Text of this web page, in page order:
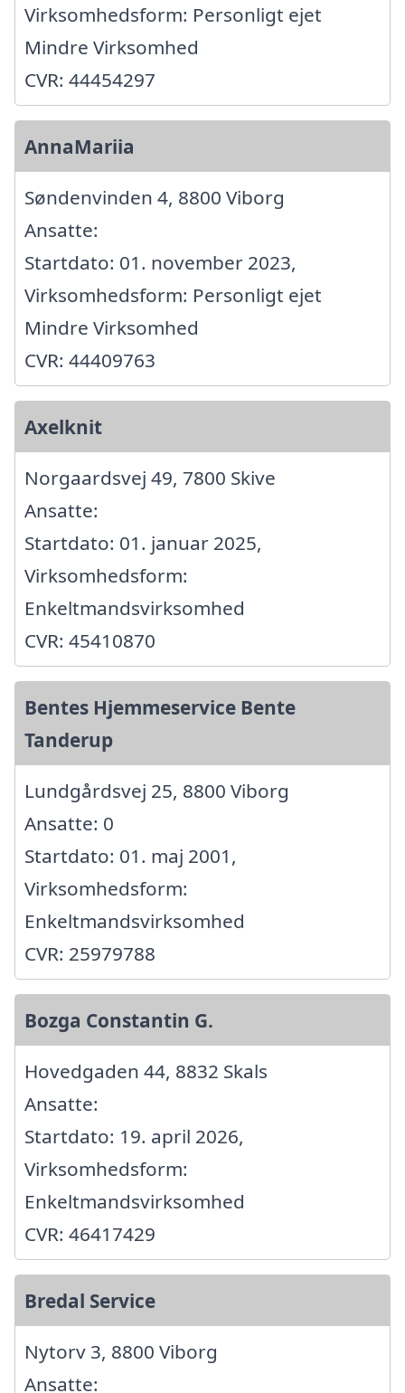
Virksomhedsform: Personligt ejet
Mindre Virksomhed
CVR: 44454297
AnnaMariia
Søndenvinden 4, 8800 Viborg
Ansatte:
Startdato: 01. november 2023,
Virksomhedsform: Personligt ejet
Mindre Virksomhed
CVR: 44409763
Axelknit
Norgaardsvej 49, 7800 Skive
Ansatte:
Startdato: 01. januar 2025,
Virksomhedsform:
Enkeltmandsvirksomhed
CVR: 45410870
Bentes Hjemmeservice Bente
Tanderup
Lundgårdsvej 25, 8800 Viborg
Ansatte: 0
Startdato: 01. maj 2001,
Virksomhedsform:
Enkeltmandsvirksomhed
CVR: 25979788
Bozga Constantin G.
Hovedgaden 44, 8832 Skals
Ansatte:
Startdato: 19. april 2026,
Virksomhedsform:
Enkeltmandsvirksomhed
CVR: 46417429
Bredal Service
Nytorv 3, 8800 Viborg
Ansatte: